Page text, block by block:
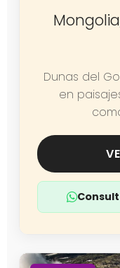
Dunas del
en